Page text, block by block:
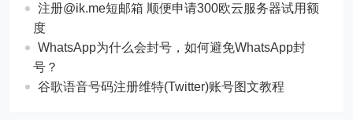
注册@ik.me短邮箱 顺便申请300欧云服务器试用额
度
WhatsApp为什么会封号，如何避免WhatsApp封
号？
谷歌语音号码注册维特(Twitter)账号图文教程